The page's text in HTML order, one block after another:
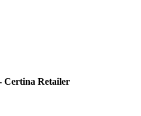
Retailer